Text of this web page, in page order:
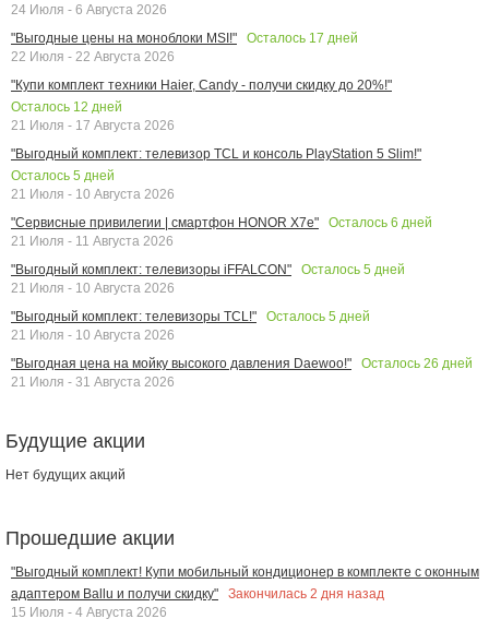
24 Июля - 6 Августа 2026
"Выгодные цены на моноблоки MSI!"
Осталось 17 дней
22 Июля - 22 Августа 2026
"Купи комплект техники Haier, Candy - получи скидку до 20%!"
Осталось 12 дней
21 Июля - 17 Августа 2026
"Выгодный комплект: телевизор TCL и консоль PlayStation 5 Slim!"
Осталось 5 дней
21 Июля - 10 Августа 2026
"Сервисные привилегии | смартфон HONOR X7e"
Осталось 6 дней
21 Июля - 11 Августа 2026
"Выгодный комплект: телевизоры iFFALCON"
Осталось 5 дней
21 Июля - 10 Августа 2026
"Выгодный комплект: телевизоры TCL!"
Осталось 5 дней
21 Июля - 10 Августа 2026
"Выгодная цена на мойку высокого давления Daewoo!"
Осталось 26 дней
21 Июля - 31 Августа 2026
Будущие акции
Нет будущих акций
Прошедшие акции
"Выгодный комплект! Купи мобильный кондиционер в комплекте с оконным
адаптером Ballu и получи скидку"
Закончилась 2 дня назад
15 Июля - 4 Августа 2026